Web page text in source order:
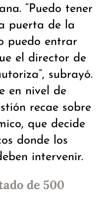
“Puedo tener
puerta de la
puedo entrar
el director de
subrayó.
en nivel de
recae sobre
que decide
donde los
intervenir.
de 500